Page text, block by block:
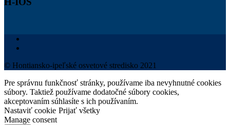
© Hontiansko-ipeľské osvetové stredisko 2021
Pre správnu funkčnosť stránky, používame iba nevyhnutné cookies
súbory. Taktiež používame dodatočné súbory cookies,
akceptovaním súhlasíte s ich používaním.
Nastaviť cookie Prijať všetky
Manage consent